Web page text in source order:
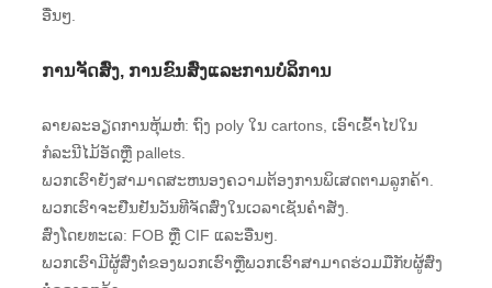
ອື່ນໆ.
ການຈັດສົ່ງ, ການຂົນສົ່ງແລະການບໍລິການ
ລາຍລະອຽດການຫຸ້ມຫໍ່: ຖົງ poly ໃນ cartons, ເອົາເຂົ້າໄປໃນ
ກໍລະນີໄມ້ອັດຫຼື pallets.
ພວກເຮົາຍັງສາມາດສະຫນອງຄວາມຕ້ອງການພິເສດຕາມລູກຄ້າ.
ພວກເຮົາຈະຢືນຢັນວັນທີຈັດສົ່ງໃນເວລາເຊັນຄໍາສັ່ງ.
ສົ່ງໂດຍທະເລ: FOB ຫຼື CIF ແລະອື່ນໆ.
ພວກເຮົາມີຜູ້ສົ່ງຕໍ່ຂອງພວກເຮົາຫຼືພວກເຮົາສາມາດຮ່ວມມືກັບຜູ້ສົ່ງ